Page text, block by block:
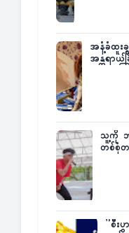
အနံ့ခံထူး
အန္တရာယ်
သူ့ကို ဘ
တစ်စုံ
”စီး